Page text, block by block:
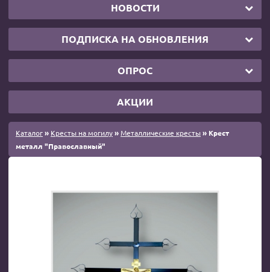
НОВОСТИ
ПОДПИСКА НА ОБНОВЛЕНИЯ
ОПРОС
АКЦИИ
Каталог» Кресты на могилу» Металлические кресты» Крест
металл "Православный"